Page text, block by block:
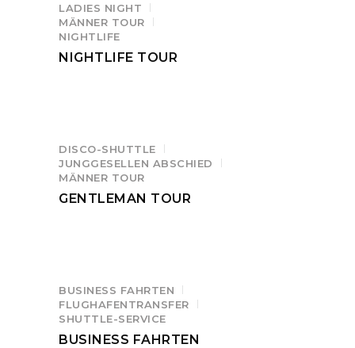
LADIES NIGHT
MÄNNER TOUR
NIGHTLIFE
NIGHTLIFE TOUR
DISCO-SHUTTLE
JUNGGESELLEN ABSCHIED
MÄNNER TOUR
GENTLEMAN TOUR
BUSINESS FAHRTEN
FLUGHAFENTRANSFER
SHUTTLE-SERVICE
BUSINESS FAHRTEN